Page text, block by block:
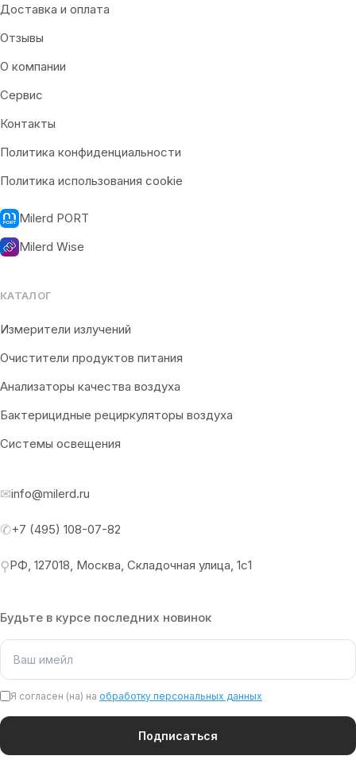
Доставка и оплата
Отзывы
О компании
Сервис
Контакты
Политика конфиденциальности
Политика использования cookie
Milerd PORT
Milerd Wise
КАТАЛОГ
Измерители излучений
Очистители продуктов питания
Анализаторы качества воздуха
Бактерицидные рециркуляторы воздуха
Системы освещения
✉info@milerd.ru
✆+7 (495) 108-07-82
⚲РФ, 127018, Москва, Складочная улица, 1с1
Будьте в курсе последних новинок
Я согласен (на) на обработку персональных данных
Подписаться